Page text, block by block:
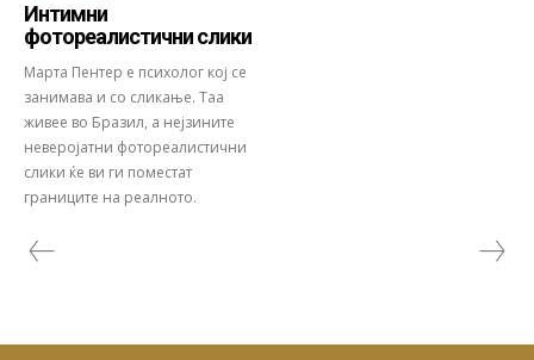
Интимни
фотореалистични слики
Марта Пентер е психолог кој се
занимава и со сликање. Таа
живее во Бразил, а нејзините
неверојатни фотореалистични
слики ќе ви ги поместат
границите на реалното.